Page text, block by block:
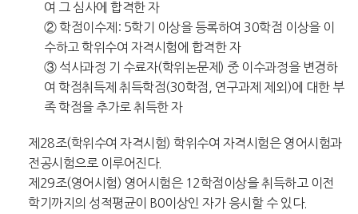
여 그 심사에 합격한 자
② 학점이수제: 5학기 이상을 등록하여 30학점 이상을 이
수하고 학위수여 자격시험에 합격한 자
③ 석사과정 기 수료자(학위논문제) 중 이수과정을 변경하
여 학점취득제 취득학점(30학점, 연구과제 제외)에 대한 부
족 학점을 추가로 취득한 자
제28조(학위수여 자격시험) 학위수여 자격시험은 영어시험과
전공시험으로 이루어진다.
제29조(영어시험) 영어시험은 12학점이상을 취득하고 이전
학기까지의 성적평균이 B0이상인 자가 응시할 수 있다.